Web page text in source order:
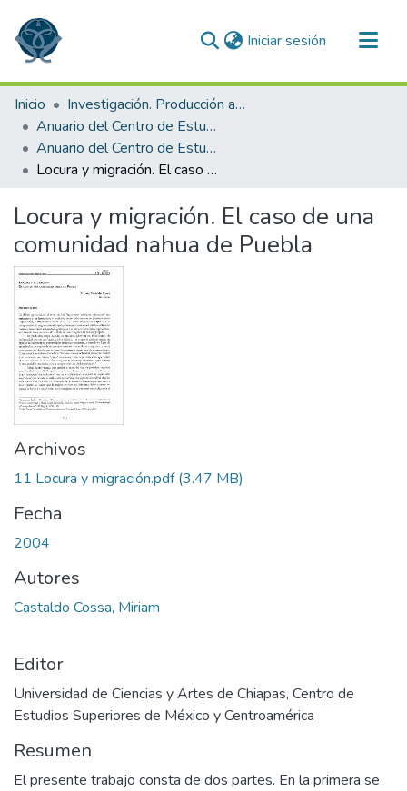
Iniciar sesión (current)
Comunidades
Todo DSpace
Estadísticas
Inicio
Investigación. Producción académica
Anuario del Centro de Estudios Superiores de México y Centroamérica
Anuario del Centro de Estudios Superiores de México y Centroamérica 2002
Locura y migración. El caso de una comunidad nahua de Puebla
Locura y migración. El caso de una
comunidad nahua de Puebla
Archivos
11 Locura y migración.pdf(3.47 MB)
Fecha
2004
Autores
Castaldo Cossa, Miriam
Editor
Universidad de Ciencias y Artes de Chiapas, Centro de
Estudios Superiores de México y Centroamérica
Resumen
El presente trabajo consta de dos partes. En la primera se